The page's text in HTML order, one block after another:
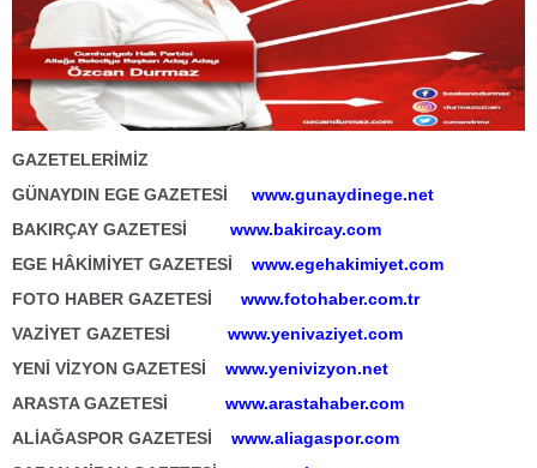
GAZETELERİMİZ
GÜNAYDIN EGE GAZETESİ
www.gunaydinege.net
BAKIRÇAY GAZETESİ www.bakircay.com
EGE HÂKİMİYET GAZETESİ
www.egehakimiyet.com
FOTO HABER GAZETESİ
www.fotohaber.com.tr
VAZİYET GAZETESİ www.yenivaziyet.com
YENİ VİZYON GAZETESİ
www.yenivizyon.net
ARASTA GAZETESİ www.arastahaber.com
ALİAĞASPOR GAZETESİ
www.aliagaspor.com